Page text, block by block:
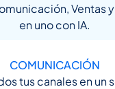
Ventas
en uno con IA.
COMUNICACIÓN
tus canales en un